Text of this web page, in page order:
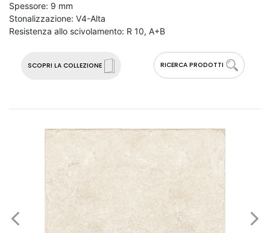
SCOPRI LA COLLEZIONE RICERCA PRODOTTI
Spessore: 9 mm
Stonalizzazione: V4-Alta
Resistenza allo scivolamento: R 10, A+B